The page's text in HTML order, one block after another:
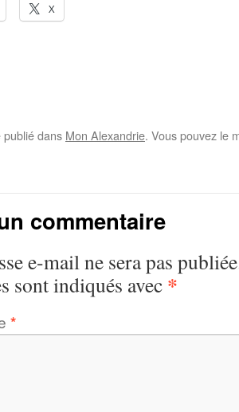
X
dans Mon Alexandrie. Vous pouvez le
commentaire
e-mail ne sera pas
sont indiqués avec *
*